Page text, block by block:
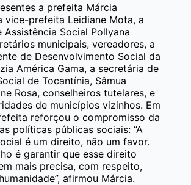
a prefeita Márcia
vice-prefeita Leidiane Mota, a
Assistência Social Pollyana
municipais, vereadores, a
de Desenvolvimento Social da
América Gama, a secretária de
de Tocantínia, Sâmua
Rosa, conselheiros tutelares, e
de municípios vizinhos. Em
reforçou o compromisso da
políticas públicas sociais: “A
é um direito, não um favor.
é garantir que esse direito
mais precisa, com respeito,
afirmou Márcia.